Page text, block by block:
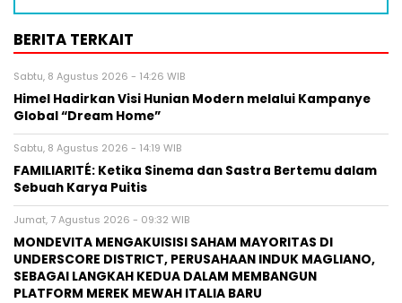
BERITA TERKAIT
Sabtu, 8 Agustus 2026 - 14:26 WIB
Himel Hadirkan Visi Hunian Modern melalui Kampanye
Global “Dream Home”
Sabtu, 8 Agustus 2026 - 14:19 WIB
FAMILIARITÉ: Ketika Sinema dan Sastra Bertemu dalam
Sebuah Karya Puitis
Jumat, 7 Agustus 2026 - 09:32 WIB
MONDEVITA MENGAKUISISI SAHAM MAYORITAS DI
UNDERSCORE DISTRICT, PERUSAHAAN INDUK MAGLIANO,
SEBAGAI LANGKAH KEDUA DALAM MEMBANGUN
PLATFORM MEREK MEWAH ITALIA BARU